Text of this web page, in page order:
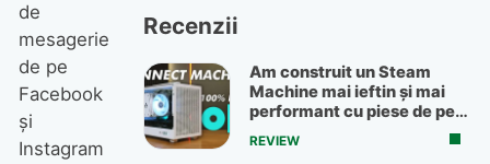
de
mesagerie
de pe
Facebook
și
Instagram
Recenzii
Am construit un Steam
Machine mai ieftin și mai
performant cu piese de pe
OLX
REVIEW